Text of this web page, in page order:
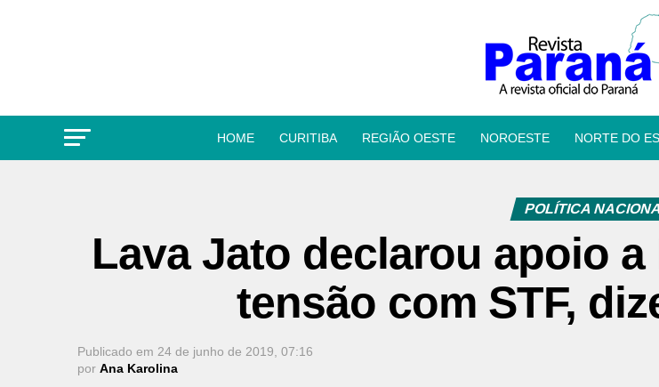
HOME CURITIBA REGIÃO OESTE NOROESTE NORTE DO
POLÍTICA
Lava Jato declarou apoio
tensão com STF,
Publicado em 24 de junho de 2019, 07:16
por Ana Karolina